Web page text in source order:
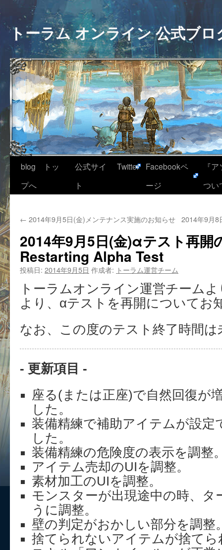
トーラム オンライン 公式ブロ
blog トッ
プへ
公式サイ
ト
Twitter
Facebookペ
ージ
『
つい
← 2014年9月5日(金)メンテナンス実施のお知らせ 2014年9月8
2014年9月5日(金)αテスト再開
Restarting Alpha Test
投稿日: 2014年9月5日 作成者: トーラム運営チーム
トーラムオンライン運営チーム
より、αテストを再開についてお
なお、この度のテスト終了時間
- 更新項目 -
座る(または正座)で自然回復が
した。
装備精練で補助アイテムが設
した。
装備精練の危険度の表示を調整
アイテム売却のUIを調整。
素材加工のUIを調整。
モンスターが出現途中の時、
うに調整。
壁の判定がおかしい部分を調整
捨てられないアイテムが捨てら